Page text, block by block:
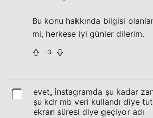
Bu konu hakkında bilgisi
mi, herkese iyi günler dilerim.
-3
evet, instagramda şu kadar
şu kdr mb veri kullandı diye
ekran süresi diye geçiyor adı